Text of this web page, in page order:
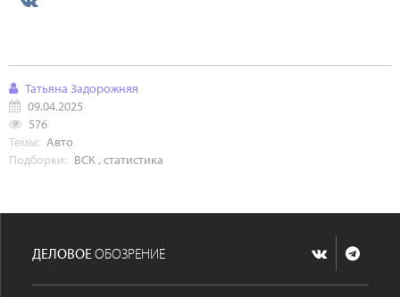
Татьяна Задорожняя
09.04.2025
576
Темы: Авто
Подборки: ВСК ,статистика
ДЕЛОВОЕ ОБОЗРЕНИЕ